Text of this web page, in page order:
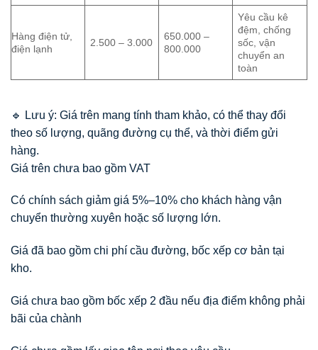
Hàng điện tử,
điện lạnh
2.500 – 3.000
650.000 –
800.000
Yêu cầu kê
đệm, chống
sốc, vận
chuyển an
toàn
🔹 Lưu ý: Giá trên mang tính tham khảo, có thể thay đổi
theo số lượng, quãng đường cụ thể, và thời điểm gửi
hàng.
Giá trên chưa bao gồm VAT
Có chính sách giảm giá 5%–10% cho khách hàng vận
chuyển thường xuyên hoặc số lượng lớn.
Giá đã bao gồm chi phí cầu đường, bốc xếp cơ bản tại
kho.
Giá chưa bao gồm bốc xếp 2 đầu nếu địa điểm không phải
bãi của chành